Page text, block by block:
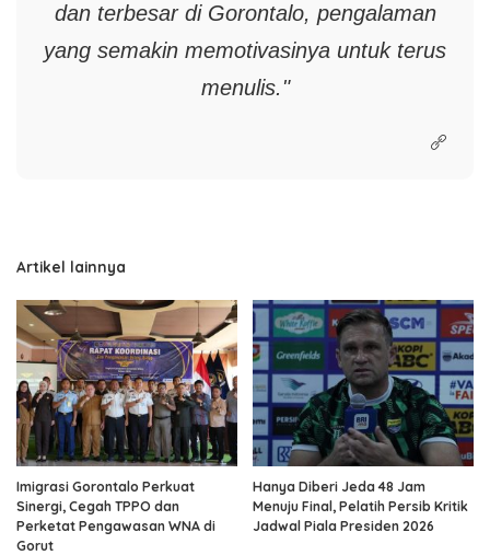
dan terbesar di Gorontalo, pengalaman
yang semakin memotivasinya untuk terus
menulis."
Artikel lainnya
Imigrasi Gorontalo Perkuat
Sinergi, Cegah TPPO dan
Perketat Pengawasan WNA di
Gorut
Hanya Diberi Jeda 48 Jam
Menuju Final, Pelatih Persib Kritik
Jadwal Piala Presiden 2026